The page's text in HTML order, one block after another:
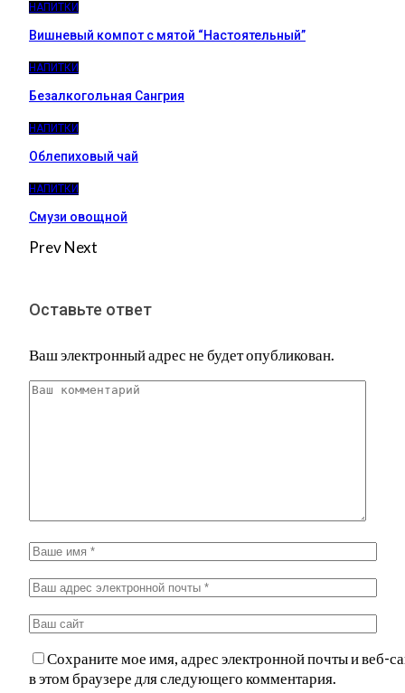
НАПИТКИ
Вишневый компот с мятой “Настоятельный”
НАПИТКИ
Безалкогольная Сангрия
НАПИТКИ
Облепиховый чай
НАПИТКИ
Смузи овощной
PrevNext
Оставьте ответ
Ваш электронный адрес не будет опубликован.
Сохраните мое имя, адрес электронной почты и веб-
в этом браузере для следующего комментария.